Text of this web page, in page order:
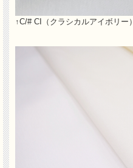
↑C/# CI（クラシカルアイボリー）